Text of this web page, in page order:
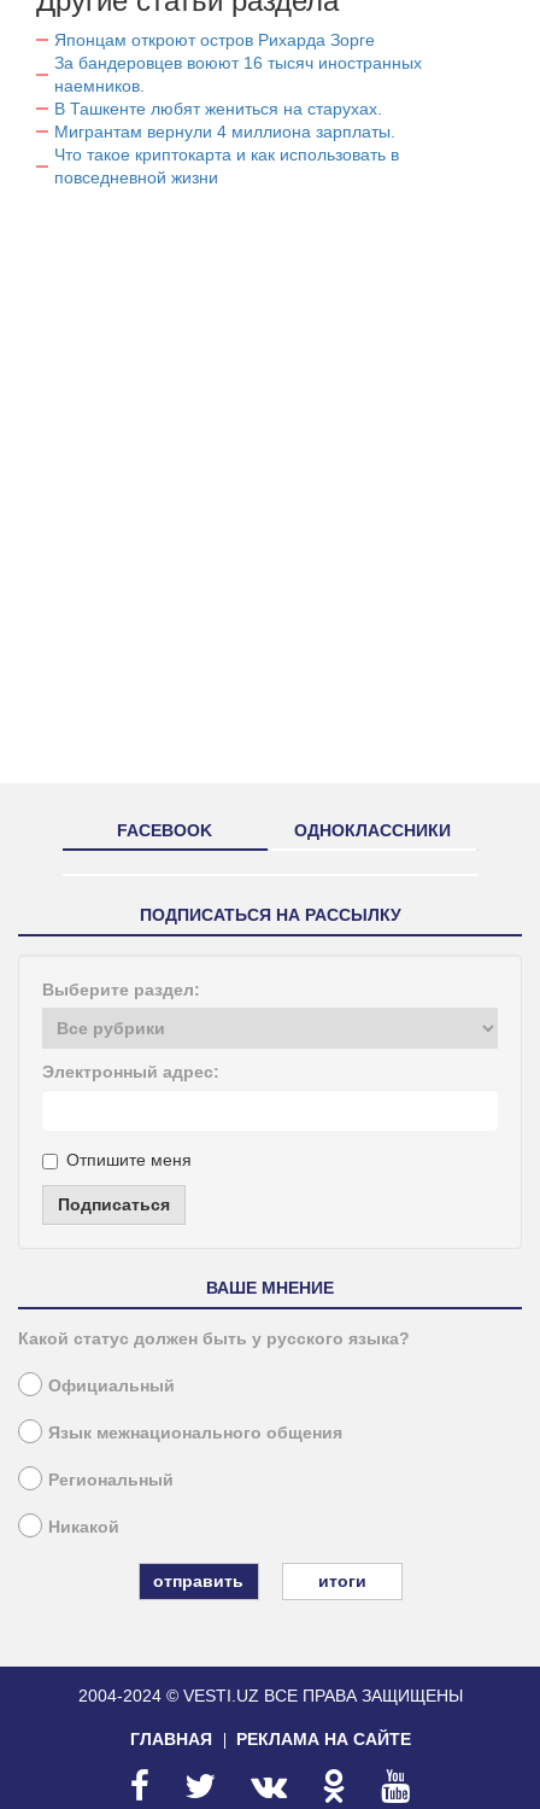
Японцам откроют остров Рихарда Зорге
За бандеровцев воюют 16 тысяч иностранных
наемников.
В Ташкенте любят жениться на старухах.
Мигрантам вернули 4 миллиона зарплаты.
Что такое криптокарта и как использовать в
повседневной жизни
FACEBOOK ОДНОКЛАССНИКИ
ПОДПИСАТЬСЯ НА РАССЫЛКУ
Выберите раздел:
Электронный адрес:
Отпишите меня
Подписаться
ВАШЕ МНЕНИЕ
Какой статус должен быть у русского языка?
Официальный
Язык межнационального общения
Региональный
Никакой
итоги
2004-2024 © VESTI.UZ ВСЕ ПРАВА ЗАЩИЩЕНЫ
ГЛАВНАЯ РЕКЛАМА НА САЙТЕ